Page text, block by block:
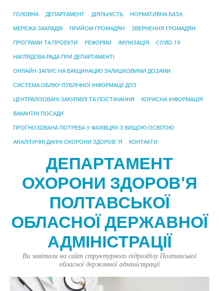
ГОЛОВНА ДЕПАРТАМЕНТ ДІЯЛЬНІСТЬ НОРМАТИВНА БАЗА
МЕРЕЖА ЗАКЛАДІВ ПРИЙОМ ГРОМАДЯН ЗВЕРНЕННЯ ГРОМАДЯН
ПРОГРАМИ ТА ПРОЕКТИ РЕФОРМИ ІМУНІЗАЦІЯ COVID-19
НАГЛЯДОВА РАДА ПРИ ДЕПАРТАМЕНТІ
ОНЛАЙН-ЗАПИС НА ВАКЦИНАЦІЮ ЗАЛИШКОВИМИ ДОЗАМИ
СИСТЕМА ОБЛІКУ ПУБЛІЧНОЇ ІНФОРМАЦІЇ ДОЗ
ЦЕНТРАЛІЗОВАНІ ЗАКУПІВЛІ ТА ПОСТАЧАННЯ КОРИСНА ІНФОРМАЦІЯ
ВАКАНТНІ ПОСАДИ
ПРОГНОЗОВАНА ПОТРЕБА У ФАХІВЦЯХ З ВИЩОЮ ОСВІТОЮ
АНАЛІТИЧНІ ДАННІ ОХОРОНИ ЗДОРОВ`Я КОНТАКТИ
ДЕПАРТАМЕНТ
ОХОРОНИ ЗДОРОВ'Я
ПОЛТАВСЬКОЇ
ОБЛАСНОЇ ДЕРЖАВНОЇ
АДМІНІСТРАЦІЇ
Ви завітали на сайт структурного підрозділу Полтавської
обласної державної адміністрації